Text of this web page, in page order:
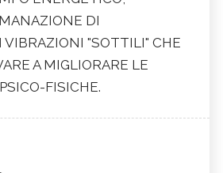
DI
"SOTTILI" CHE
A MIGLIORARE LE
FISICHE.